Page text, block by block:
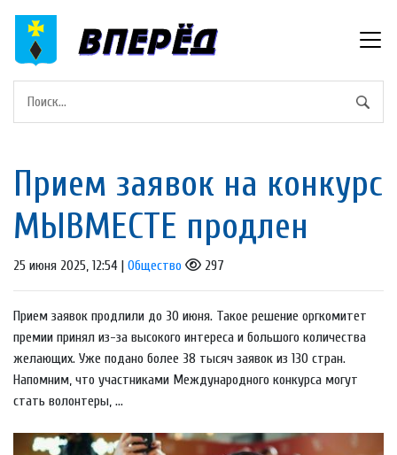
Прием заявок на конкурс
МЫВМЕСТЕ продлен
25 июня 2025, 12:54 | Общество 297
Прием заявок продлили до 30 июня. Такое решение оргкомитет
премии принял из-за высокого интереса и большого количества
желающих. Уже подано более 38 тысяч заявок из 130 стран.
Напомним, что участниками Международного конкурса могут
стать волонтеры, ...